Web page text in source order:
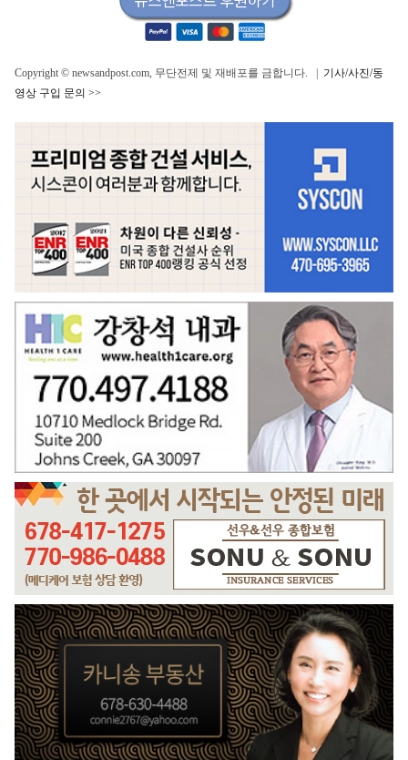
Copyright © newsandpost.com, 무단전제 및 재배포를 금합니다. | 기사/사진/동
영상 구입 문의 >>